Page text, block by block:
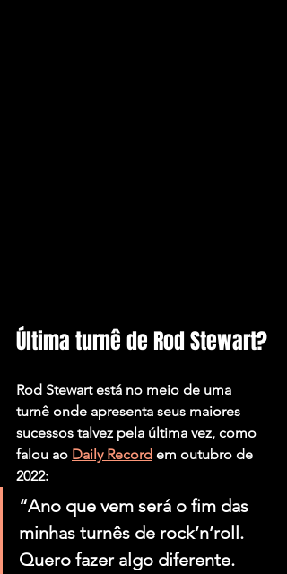
Última turnê de Rod Stewart?
Rod Stewart está no meio de uma
turnê onde apresenta seus maiores
sucessos talvez pela última vez, como
falou ao Daily Record em outubro de
2022:
“Ano que vem será o fim das
minhas turnês de rock’n’roll.
Quero fazer algo diferente.